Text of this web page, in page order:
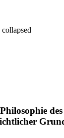
collapsed